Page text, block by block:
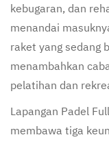
kebugaran, dan
menandai
raket yang sedang
menambahkan
pelatihan dan
Lapangan Padel
membawa tiga